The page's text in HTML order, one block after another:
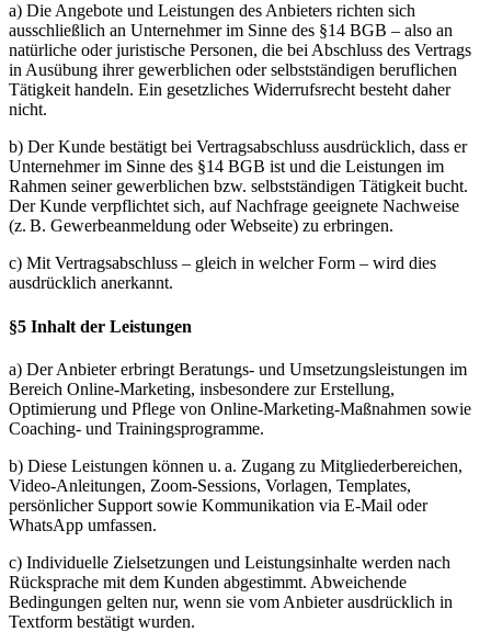
a) Die Angebote und Leistungen des Anbieters richten sich
ausschließlich an Unternehmer im Sinne des §14 BGB – also an
natürliche oder juristische Personen, die bei Abschluss des Vertrags
in Ausübung ihrer gewerblichen oder selbstständigen beruflichen
Tätigkeit handeln. Ein gesetzliches Widerrufsrecht besteht daher
nicht.
b) Der Kunde bestätigt bei Vertragsabschluss ausdrücklich, dass er
Unternehmer im Sinne des §14 BGB ist und die Leistungen im
Rahmen seiner gewerblichen bzw. selbstständigen Tätigkeit bucht.
Der Kunde verpflichtet sich, auf Nachfrage geeignete Nachweise
(z. B. Gewerbeanmeldung oder Webseite) zu erbringen.
c) Mit Vertragsabschluss – gleich in welcher Form – wird dies
ausdrücklich anerkannt.
§5 Inhalt der Leistungen
a) Der Anbieter erbringt Beratungs- und Umsetzungsleistungen im
Bereich Online-Marketing, insbesondere zur Erstellung,
Optimierung und Pflege von Online-Marketing-Maßnahmen sowie
Coaching- und Trainingsprogramme.
b) Diese Leistungen können u. a. Zugang zu Mitgliederbereichen,
Video-Anleitungen, Zoom-Sessions, Vorlagen, Templates,
persönlicher Support sowie Kommunikation via E-Mail oder
WhatsApp umfassen.
c) Individuelle Zielsetzungen und Leistungsinhalte werden nach
Rücksprache mit dem Kunden abgestimmt. Abweichende
Bedingungen gelten nur, wenn sie vom Anbieter ausdrücklich in
Textform bestätigt wurden.